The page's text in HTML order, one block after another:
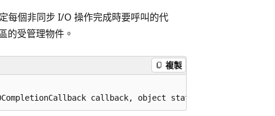
每個非同步 I/O 操作完成時要呼叫的代
的受管理物件。
複製
callback, object state, object pinData);